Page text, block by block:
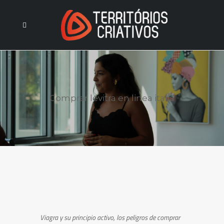
Comprar levitra en linea italia
Viagra y su principio activo, los peligros decomprar